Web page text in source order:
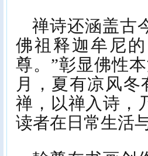
禅诗还涵盖古
佛祖释迦牟尼
尊。”彰显佛性
月，夏有凉风
禅，以禅入诗，
读者在日常生活